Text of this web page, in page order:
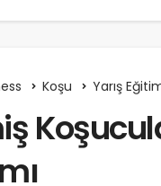
Koşu Yarış